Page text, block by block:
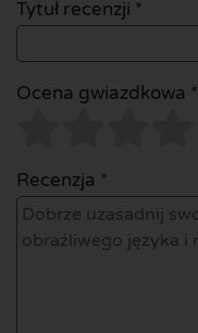
Tytuł recenzji *
Ocena gwiazdkowa *
Recenzja *